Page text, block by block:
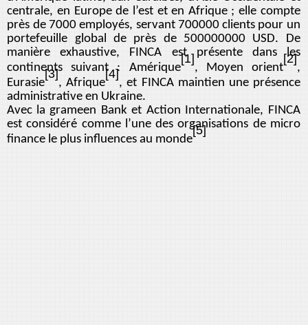
centrale, en Europe de l’est et en Afrique ; elle compte
près de 7000 employés, servant 700000 clients pour un
portefeuille global de près de 500000000 USD. De
manière exhaustive, FINCA est présente dans les
continents suivant : Amérique
[1]
, Moyen orient
[2]
,
Eurasie
[3]
, Afrique
[4]
, et FINCA maintien une présence
administrative en Ukraine.
Avec la grameen Bank et Action Internationale, FINCA
est considéré comme l’une des organisations de micro
finance le plus influences au monde
[5]